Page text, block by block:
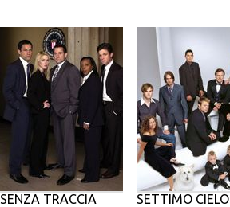
SENZA TRACCIA SETTIMO CIELO